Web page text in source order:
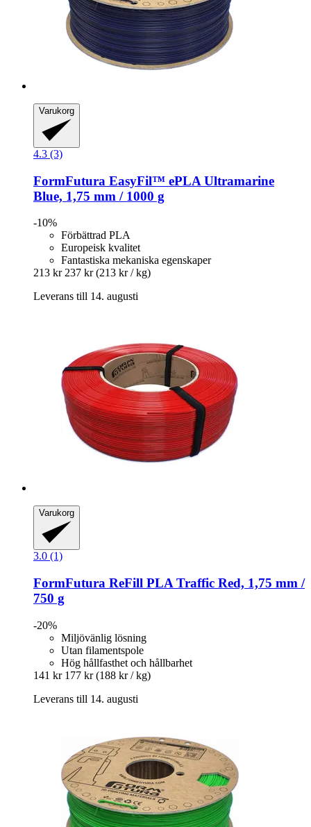
Varukorg
4.3 (3)
FormFutura EasyFil™ ePLA Ultramarine
Blue, 1,75 mm / 1000 g
-10%
Förbättrad PLA
Europeisk kvalitet
Fantastiska mekaniska egenskaper
213 kr 237 kr (213 kr / kg)
Leverans till 14. augusti
Varukorg
3.0 (1)
FormFutura ReFill PLA Traffic Red, 1,75 mm /
750 g
-20%
Miljövänlig lösning
Utan filamentspole
Hög hållfasthet och hållbarhet
141 kr 177 kr (188 kr / kg)
Leverans till 14. augusti